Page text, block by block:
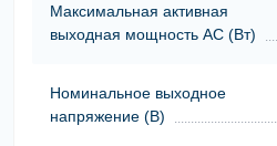
Максимальная активная
выходная мощность АС (Вт)
Номинальное выходное
напряжение (В)